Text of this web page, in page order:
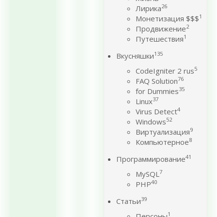
Лирика26
Монетизация $$$1
Продвижение2
Путешествия1
Вкусняшки135
CodeIgniter 2 rus5
FAQ Solution76
for Dummies35
Linux37
Virus Detect4
Windows52
Виртуализация9
Компьютерное8
Программирование41
MySQL7
PHP40
Статьи39
1